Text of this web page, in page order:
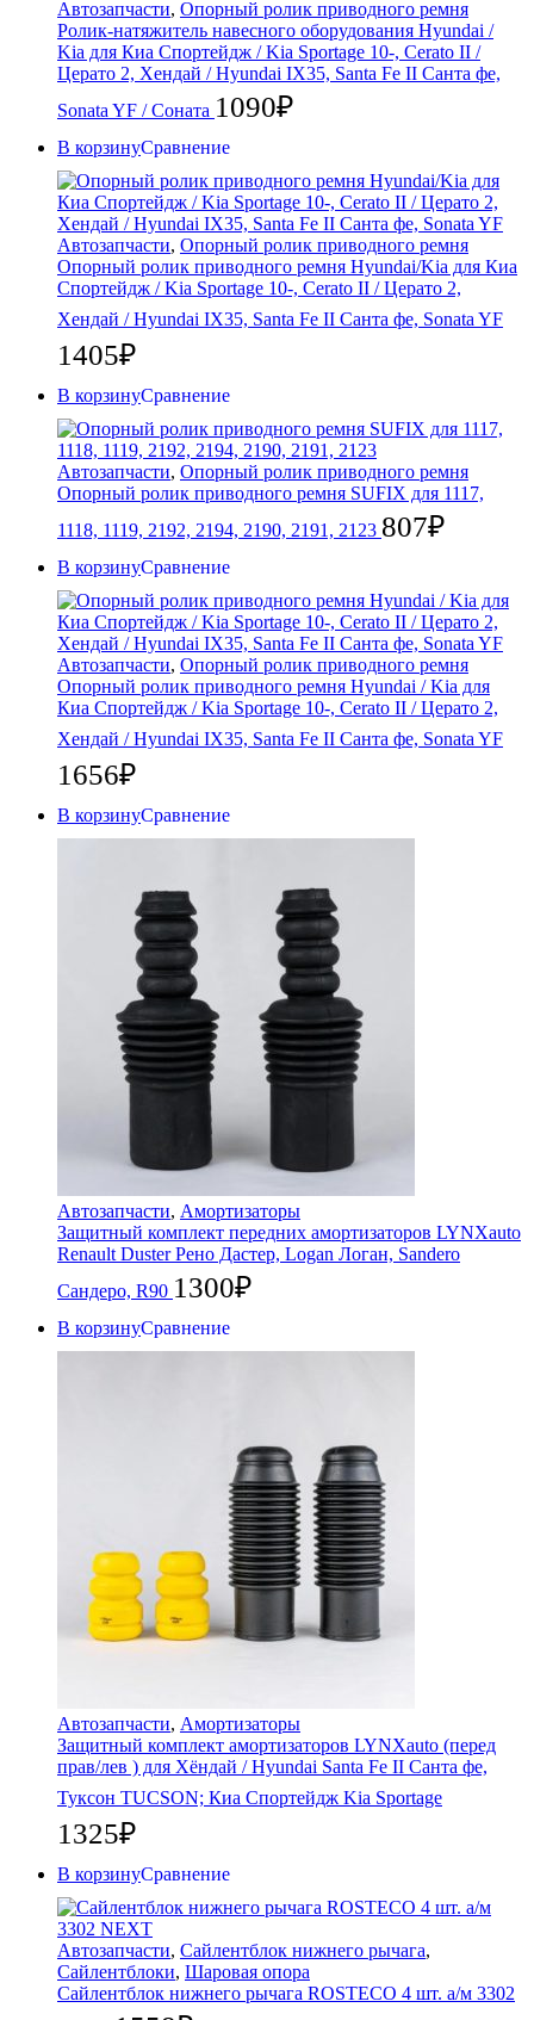
Автозапчасти, Опорный ролик приводного ремня
Ролик-натяжитель навесного оборудования Hyundai /
Kia для Киа Спортейдж / Kia Sportage 10-, Cerato II /
Церато 2, Хендай / Hyundai IX35, Santa Fe II Санта фе,
Sonata YF / Соната 1090₽
В корзинуСравнение
Автозапчасти, Опорный ролик приводного ремня
Опорный ролик приводного ремня Hyundai/Kia для Киа
Спортейдж / Kia Sportage 10-, Cerato II / Церато 2,
Хендай / Hyundai IX35, Santa Fe II Санта фе, Sonata YF
1405₽
В корзинуСравнение
Автозапчасти, Опорный ролик приводного ремня
Опорный ролик приводного ремня SUFIX для 1117,
1118, 1119, 2192, 2194, 2190, 2191, 2123 807₽
В корзинуСравнение
Автозапчасти, Опорный ролик приводного ремня
Опорный ролик приводного ремня Hyundai / Kia для
Киа Спортейдж / Kia Sportage 10-, Cerato II / Церато 2,
Хендай / Hyundai IX35, Santa Fe II Санта фе, Sonata YF
1656₽
В корзинуСравнение
Автозапчасти, Амортизаторы
Защитный комплект передних амортизаторов LYNXauto
Renault Duster Рено Дастер, Logan Логан, Sandero
Сандеро, R90 1300₽
В корзинуСравнение
Автозапчасти, Амортизаторы
Защитный комплект амортизаторов LYNXauto (перед
прав/лев ) для Хёндай / Hyundai Santa Fe II Санта фе,
Туксон TUCSON; Киа Спортейдж Kia Sportage
1325₽
В корзинуСравнение
Автозапчасти, Сайлентблок нижнего рычага,
Сайлентблоки, Шаровая опора
Сайлентблок нижнего рычага ROSTECO 4 шт. а/м 3302